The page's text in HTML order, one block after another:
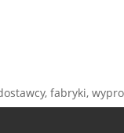
fabryki,